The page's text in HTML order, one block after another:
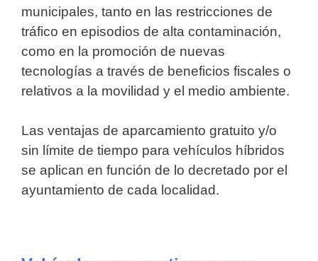
municipales, tanto en las restricciones de
tráfico en episodios de alta contaminación,
como en la promoción de nuevas
tecnologías a través de beneficios fiscales o
relativos a la movilidad y el medio ambiente.
Las ventajas de aparcamiento gratuito y/o
sin límite de tiempo para vehículos híbridos
se aplican en función de lo decretado por el
ayuntamiento de cada localidad.